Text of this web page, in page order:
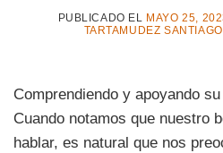
PUBLICADO EL MAYO 25,
TARTAMUDEZ
Comprendiendo y apoyando
Cuando notamos que nuestro
hablar, es natural que nos